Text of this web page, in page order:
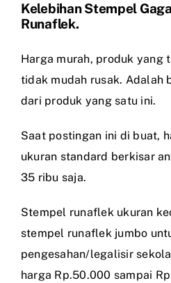
Kelebihan Stempel
Runaflek.
Harga murah, produk yang
tidak mudah rusak. Adalah
dari produk yang satu ini.
Saat postingan ini di buat,
ukuran standard berkisar
35 ribu saja.
Stempel runaflek ukuran
stempel runaflek jumbo
pengesahan/legalisir
harga Rp.50.000 sampai